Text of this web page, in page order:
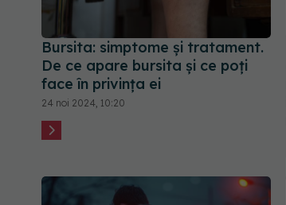
Bursita: simptome și tratament.
De ce apare bursita și ce poți
face în privința ei
24 noi 2024, 10:20